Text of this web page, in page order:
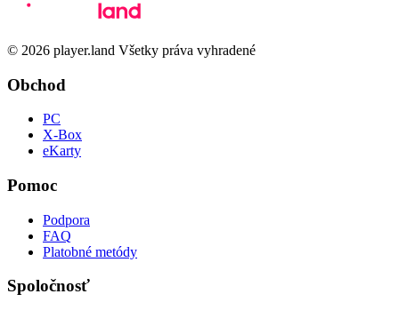
© 2026 player.land Všetky práva vyhradené
Obchod
PC
X-Box
eKarty
Pomoc
Podpora
FAQ
Platobné metódy
Spoločnosť